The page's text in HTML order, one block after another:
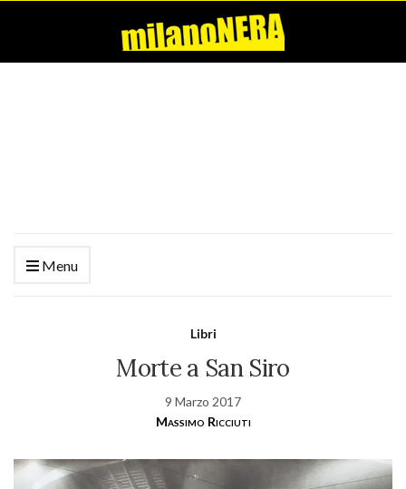
Menu
Libri
Morte a San Siro
9 Marzo 2017
Massimo Ricciuti